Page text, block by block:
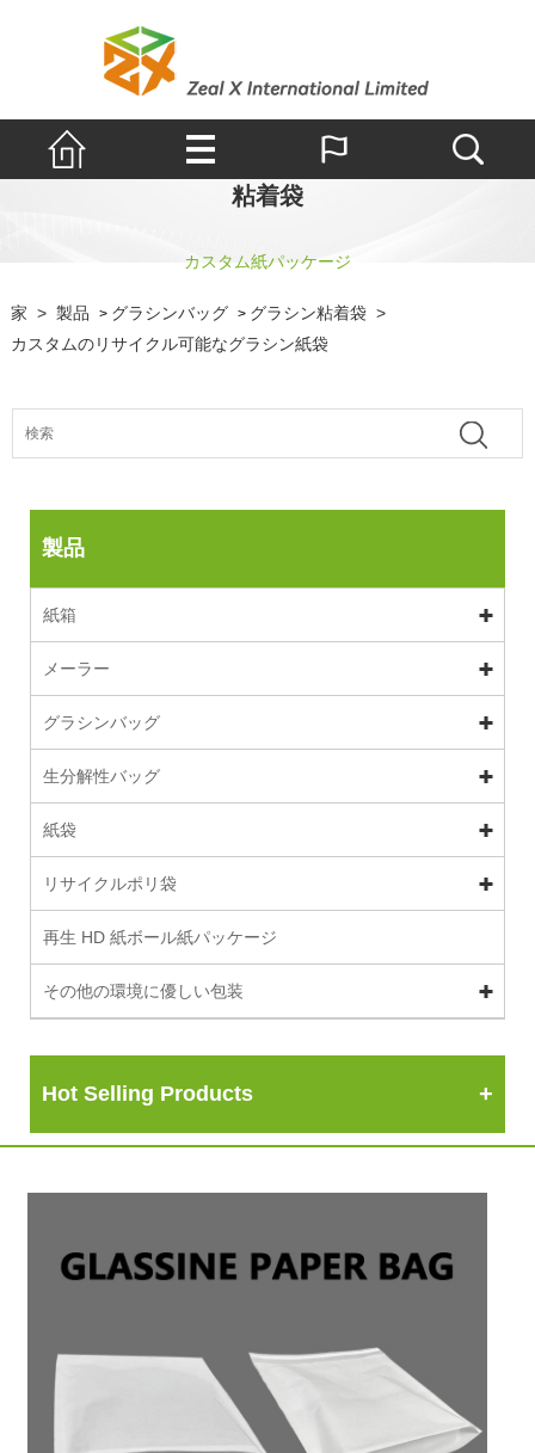
粘着袋
カスタム紙パッケージ
家 > 製品 > グラシンバッグ > グラシン粘着袋 >
カスタムのリサイクル可能なグラシン紙袋
製品
紙箱
メーラー
グラシンバッグ
生分解性バッグ
紙袋
リサイクルポリ袋
再生 HD 紙ボール紙パッケージ
その他の環境に優しい包装
Hot Selling Products